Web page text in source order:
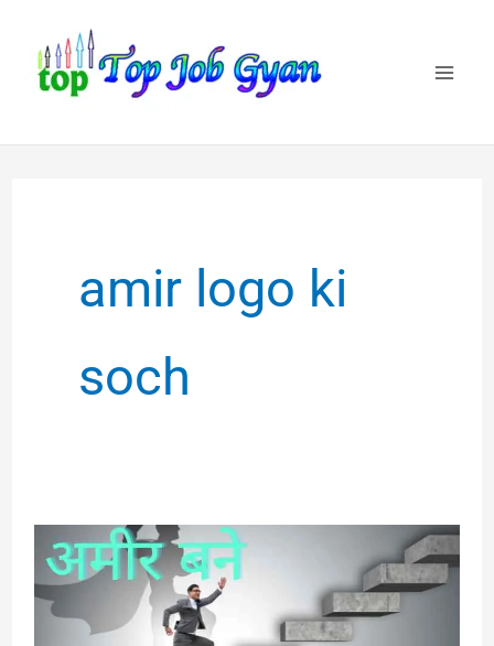
content
amir logo ki
soch